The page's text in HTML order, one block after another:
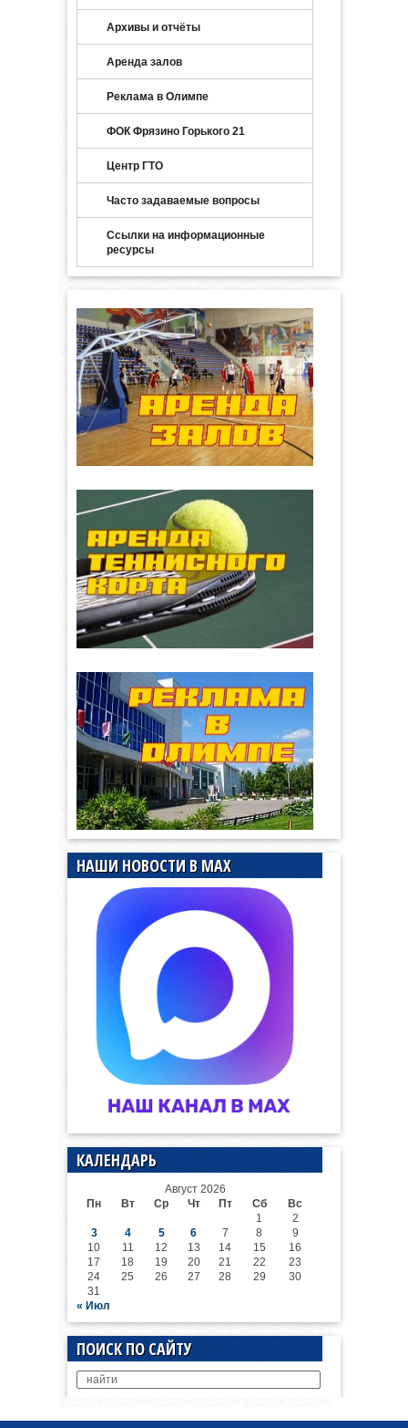
Архивы и отчёты
Аренда залов
Реклама в Олимпе
ФОК Фрязино Горького 21
Центр ГТО
Часто задаваемые вопросы
Ссылки на информационные
ресурсы
НАШИ НОВОСТИ В MAX
КАЛЕНДАРЬ
Август 2026
Пн
Вт Ср Чт Пт Сб
Вс
1
2
3
4 5 6 7 8
9
10
11 12 13 14 15
16
17
18 19 20 21 22
23
24
25 26 27 28 29
30
31
« Июл
ПОИСК ПО САЙТУ